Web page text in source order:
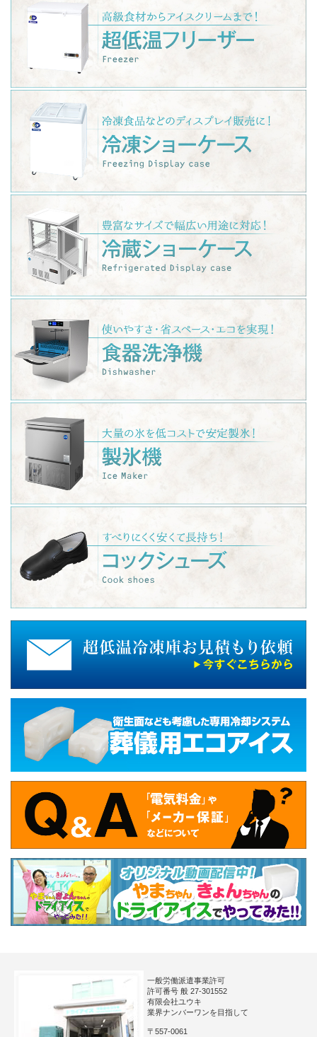
一般労働派遣事業許可
許可番号 般 27-301552
有限会社ユウキ
業界ナンバーワンを目指して
〒557-0061